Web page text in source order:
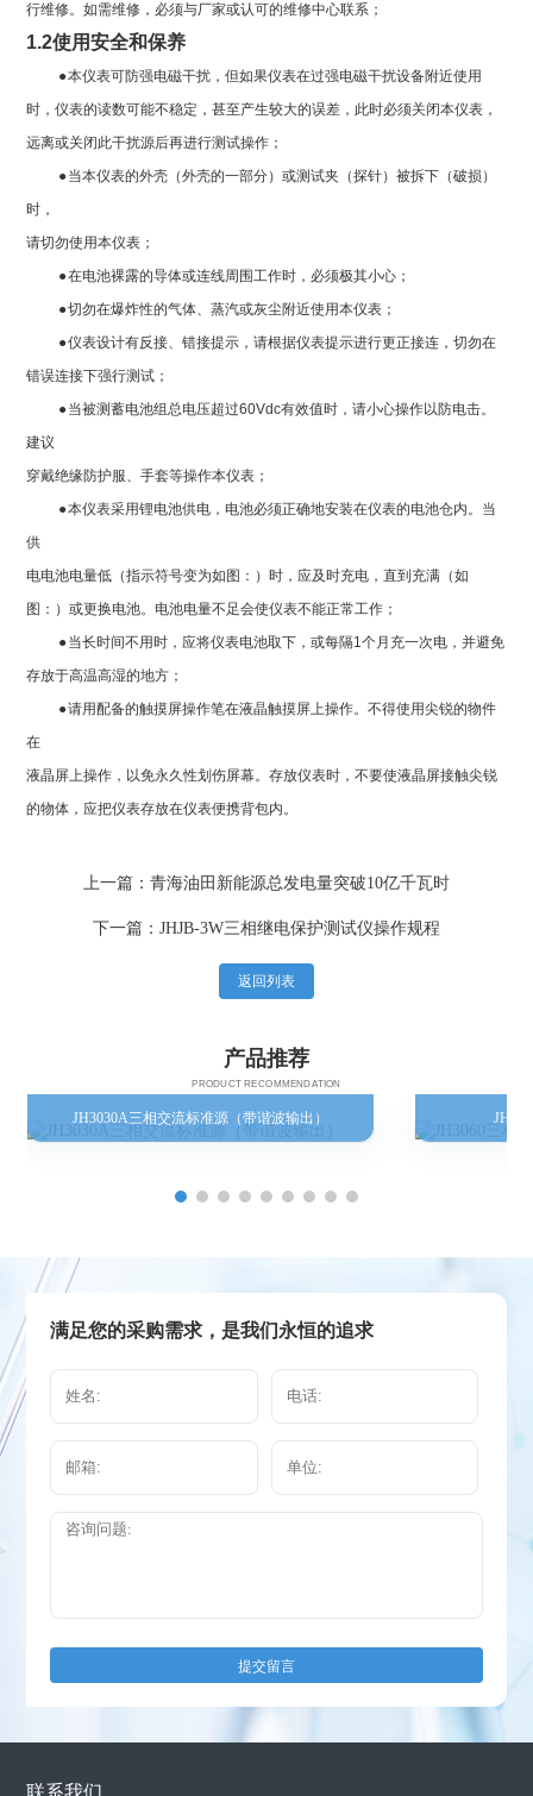
行维修。如需维修，必须与厂家或认可的维修中心联系；
1.2使用安全和保养
●本仪表可防强电磁干扰，但如果仪表在过强电磁干扰设备附近使用
时，仪表的读数可能不稳定，甚至产生较大的误差，此时必须关闭本仪表，
远离或关闭此干扰源后再进行测试操作；
●当本仪表的外壳（外壳的一部分）或测试夹（探针）被拆下（破损）
时，
请切勿使用本仪表；
●在电池裸露的导体或连线周围工作时，必须极其小心；
●切勿在爆炸性的气体、蒸汽或灰尘附近使用本仪表；
●仪表设计有反接、错接提示，请根据仪表提示进行更正接连，切勿在
错误连接下强行测试；
●当被测蓄电池组总电压超过60Vdc有效值时，请小心操作以防电击。
建议
穿戴绝缘防护服、手套等操作本仪表；
●本仪表采用锂电池供电，电池必须正确地安装在仪表的电池仓内。当
供
电电池电量低（指示符号变为如图： ）时，应及时充电，直到充满（如
图： ）或更换电池。电池电量不足会使仪表不能正常工作；
●当长时间不用时，应将仪表电池取下，或每隔1个月充一次电，并避免
存放于高温高湿的地方；
●请用配备的触摸屏操作笔在液晶触摸屏上操作。不得使用尖锐的物件
在
液晶屏上操作，以免永久性划伤屏幕。存放仪表时，不要使液晶屏接触尖锐
的物体，应把仪表存放在仪表便携背包内。
上一篇：青海油田新能源总发电量突破10亿千瓦时
下一篇：JHJB-3W三相继电保护测试仪操作规程
返回列表
产品推荐
PRODUCT RECOMMENDATION
JH3030A三相交流标准源（带谐波输出）
满足您的采购需求，是我们永恒的追求
提交留言
联系我们